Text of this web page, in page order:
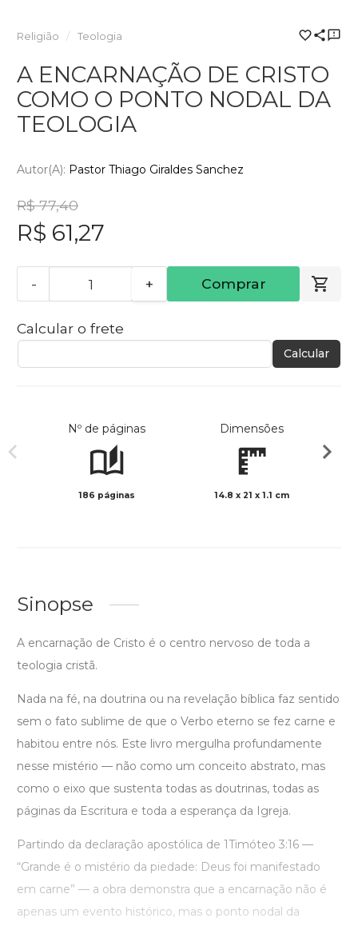
Religião Teologia
A ENCARNAÇÃO DE CRISTO
COMO O PONTO NODAL DA
TEOLOGIA
Autor(a): Pastor Thiago Giraldes Sanchez
R$ 77,40
R$ 61,27
- + Comprar
Calcular o frete
Calcular
Nº de páginas
186 páginas
Dimensões
14.8 x 21 x 1.1 cm
Sinopse
A encarnação de Cristo é o centro nervoso de toda a
teologia cristã.
Nada na fé, na doutrina ou na revelação bíblica faz sentido
sem o fato sublime de que o Verbo eterno se fez carne e
habitou entre nós. Este livro mergulha profundamente
nesse mistério — não como um conceito abstrato, mas
como o eixo que sustenta todas as doutrinas, todas as
páginas da Escritura e toda a esperança da Igreja.
Partindo da declaração apostólica de 1Timóteo 3:16 —
“Grande é o mistério da piedade: Deus foi manifestado
em carne” — a obra demonstra que a encarnação não é
apenas um evento histórico, mas o ponto nodal da